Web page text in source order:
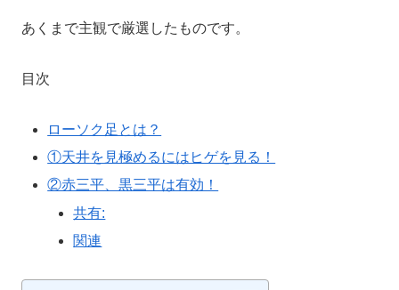
あくまで主観で厳選したものです。
目次
ローソク足とは？
①天井を見極めるにはヒゲを見る！
②赤三平、黒三平は有効！
共有:
関連